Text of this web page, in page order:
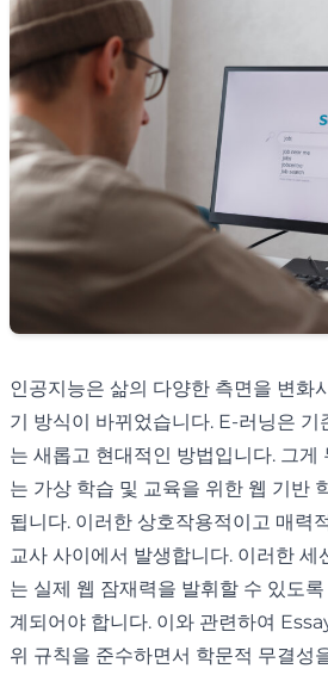
인공지능은 삶의 다양한 측면을 변화
기 방식이 바뀌었습니다. E-러닝은 기
는 새롭고 현대적인 방법입니다. 그게
는 가상 학습 및 교육을 위한 웹 기반
됩니다. 이러한 상호작용적이고 매력
교사 사이에서 발생합니다. 이러한 세
는 실제 웹 잠재력을 발휘할 수 있도
계되어야 합니다. 이와 관련하여
위 규칙을 준수하면서 학문적 무결성